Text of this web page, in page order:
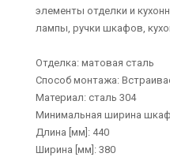
элементы отделки и
лампы, ручки шкафов,
Отделка: матовая сталь
Способ монтажа:
Материал: сталь 304
Минимальная ширина
Длина [мм]: 440
Ширина [мм]: 380